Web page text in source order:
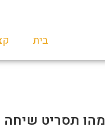
בית
מהו תסריט שיחה